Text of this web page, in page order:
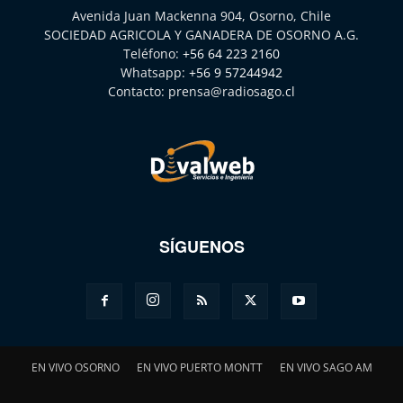
Avenida Juan Mackenna 904, Osorno, Chile
SOCIEDAD AGRICOLA Y GANADERA DE OSORNO A.G.
Teléfono: +56 64 223 2160
Whatsapp: +56 9 57244942
Contacto: prensa@radiosago.cl
SÍGUENOS
EN VIVO OSORNO EN VIVO PUERTO MONTT EN VIVO SAGO AM